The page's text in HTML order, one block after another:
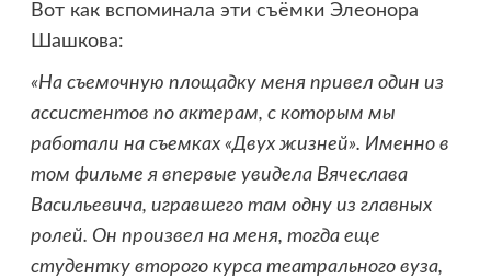
Вот как вспоминала эти съёмки Элеонора
Шашкова:
«На съемочную площадку меня привел один из
ассистентов по актерам, с которым мы
работали на съемках «Двух жизней». Именно в
том фильме я впервые увидела Вячеслава
Васильевича, игравшего там одну из главных
ролей. Он произвел на меня, тогда еще
студентку второго курса театрального вуза,